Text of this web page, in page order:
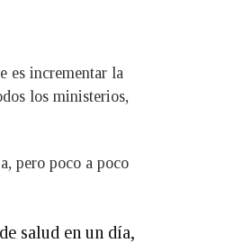
es incrementar la
los ministerios,
pero poco a poco
salud en un día,